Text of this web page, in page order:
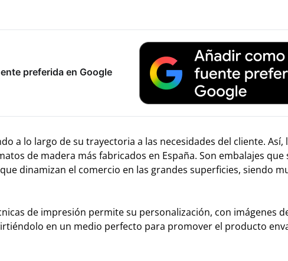
preferida en Google
a lo largo de su trayectoria a las necesidades del cliente. Así,
de madera más fabricados en España. Son embalajes que
dinamizan el comercio en las grandes superficies, siendo
de impresión permite su personalización, con imágenes
en un medio perfecto para promover el producto